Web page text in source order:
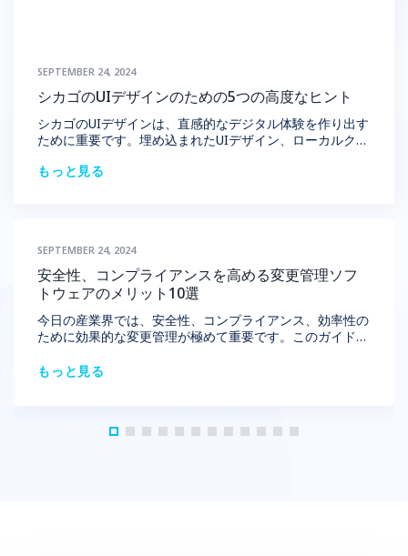
SEPTEMBER 24, 2024
シカゴのUIデザインのための5つの高度なヒント
シカゴのUIデザインは、直感的なデジタル体験を作り出す
ために重要です。埋め込まれたUIデザイン、ローカルクラ
ーするためのトップヒントを発見してください。スキルを
ォームのために視覚的に魅力的で機能的なインターフェー
スを作成することを含みます。シカゴの多様な市場は、UI
デザインのトレンドに影響を与え、シカゴのUIデザイナー
は直感的でユーザー中心のソリューションを作成するよう
に促されています。 シカゴのUIデザインは、多様なデジ
タル製品のために魅力的で使いやすいインターフェースを
は、シカゴの組み込みUIデザインのトレンドを常に把握
ちます。 1.1.効果的なUIデザインの重要な原則 効果的な
もっと見る
SEPTEMBER 24, 2024
安全性、コンプライアンスを高める変更管理ソフ
トウェアのメリット10選
今日の産業界では、安全性、コンプライアンス、効率性の
ために効果的な変更管理が極めて重要です。このガイドで
スの安全性、規制遵守を管理するためのMOCソフトウェ
された専門ツールです。このソフトウェアは、業務上、手
もっと見る